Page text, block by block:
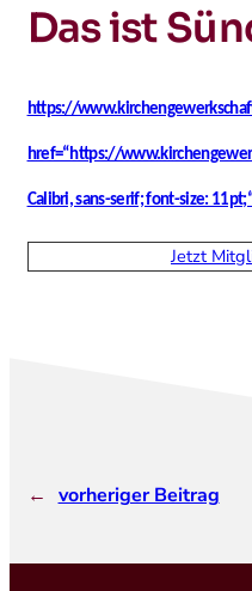
Das ist
https://
href=“https://
Calibri, sans-serif; font-size:
Jetzt
← vorheriger Beitrag